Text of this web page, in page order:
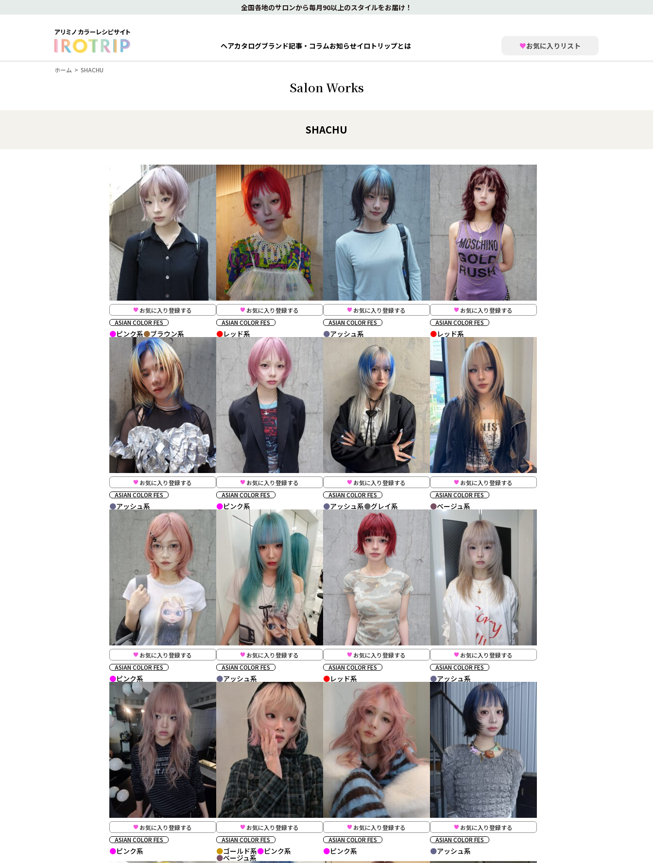
全国各地のサロンから毎月90以上のスタイルをお届け！
ヘアカタログブランド記事・コラムお知らせイロトリップとは ♥お気に入りリスト
ホーム SHACHU
Salon Works
SHACHU
お気に入り登録する
ASIAN COLOR FES
ピンク系 ブラウン系
お気に入り登録する
ASIAN COLOR FES
レッド系
お気に入り登録する
ASIAN COLOR FES
アッシュ系
お気に入り登録する
ASIAN COLOR FES
レッド系
お気に入り登録する
ASIAN COLOR FES
アッシュ系
お気に入り登録する
ASIAN COLOR FES
ピンク系
お気に入り登録する
ASIAN COLOR FES
アッシュ系 グレイ系
お気に入り登録する
ASIAN COLOR FES
ベージュ系
お気に入り登録する
ASIAN COLOR FES
ピンク系
お気に入り登録する
ASIAN COLOR FES
アッシュ系
お気に入り登録する
ASIAN COLOR FES
レッド系
お気に入り登録する
ASIAN COLOR FES
アッシュ系
お気に入り登録する
ASIAN COLOR FES
ピンク系
お気に入り登録する
ASIAN COLOR FES
ゴールド系 ピンク系
ベージュ系
お気に入り登録する
ASIAN COLOR FES
ピンク系
お気に入り登録する
ASIAN COLOR FES
アッシュ系